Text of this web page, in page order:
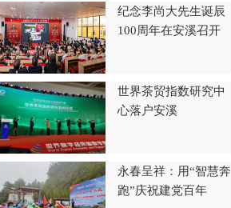
纪念李尚大先生诞辰
100周年在安溪召开
世界茶贸指数研究中
心落户安溪
永春呈祥：用“智慧奔
跑”庆祝建党百年